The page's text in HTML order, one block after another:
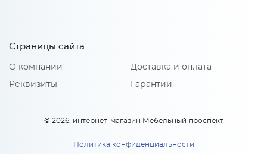
Страницы сайта
О компании
Реквизиты
Доставка и оплата
Гарантии
© 2026, интернет-магазин Мебельный проспект
Политика конфиденциальности